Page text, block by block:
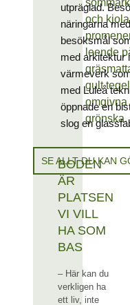
BODEN
ÄR
PLATSEN
VI VILL
HA SOM
BAS
– Här kan du
verkligen ha
ett liv, inte
utpräglad.
näringarna
besöksmål
med arkitektur
värmeverk
med Luleå
öppnade en
slog en
SE ALLT DU KAN